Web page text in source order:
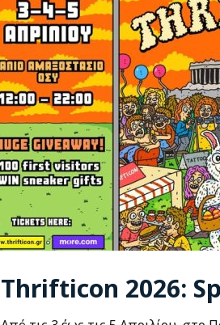
Thrifticon 2026: